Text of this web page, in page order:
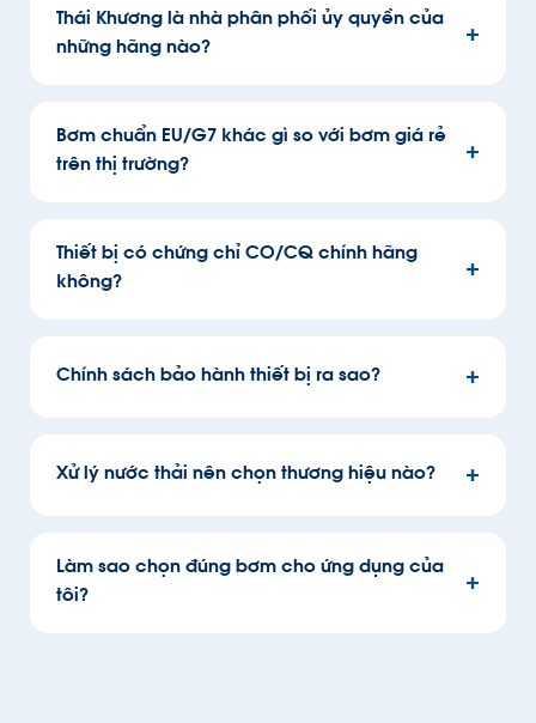
Thái Khương là nhà phân phối ủy quyền của
những hãng nào?
Bơm chuẩn EU/G7 khác gì so với bơm giá rẻ
trên thị trường?
Thiết bị có chứng chỉ CO/CQ chính hãng
không?
Chính sách bảo hành thiết bị ra sao?
Xử lý nước thải nên chọn thương hiệu nào?
Làm sao chọn đúng bơm cho ứng dụng của
tôi?